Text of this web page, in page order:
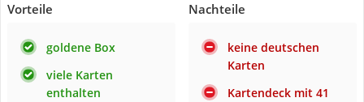
Vorteile
goldene Box
viele Karten
enthalten
Nachteile
keine deutschen
Karten
Kartendeck mit 41